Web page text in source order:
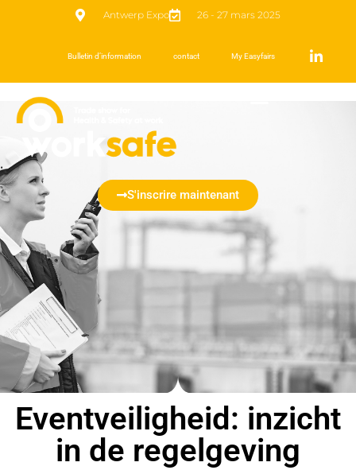
Antwerp Expo 26 - 27 mars 2025
Bulletin d’information contact My Easyfairs
S'inscrire maintenant
Eventveiligheid: inzicht
in de regelgeving